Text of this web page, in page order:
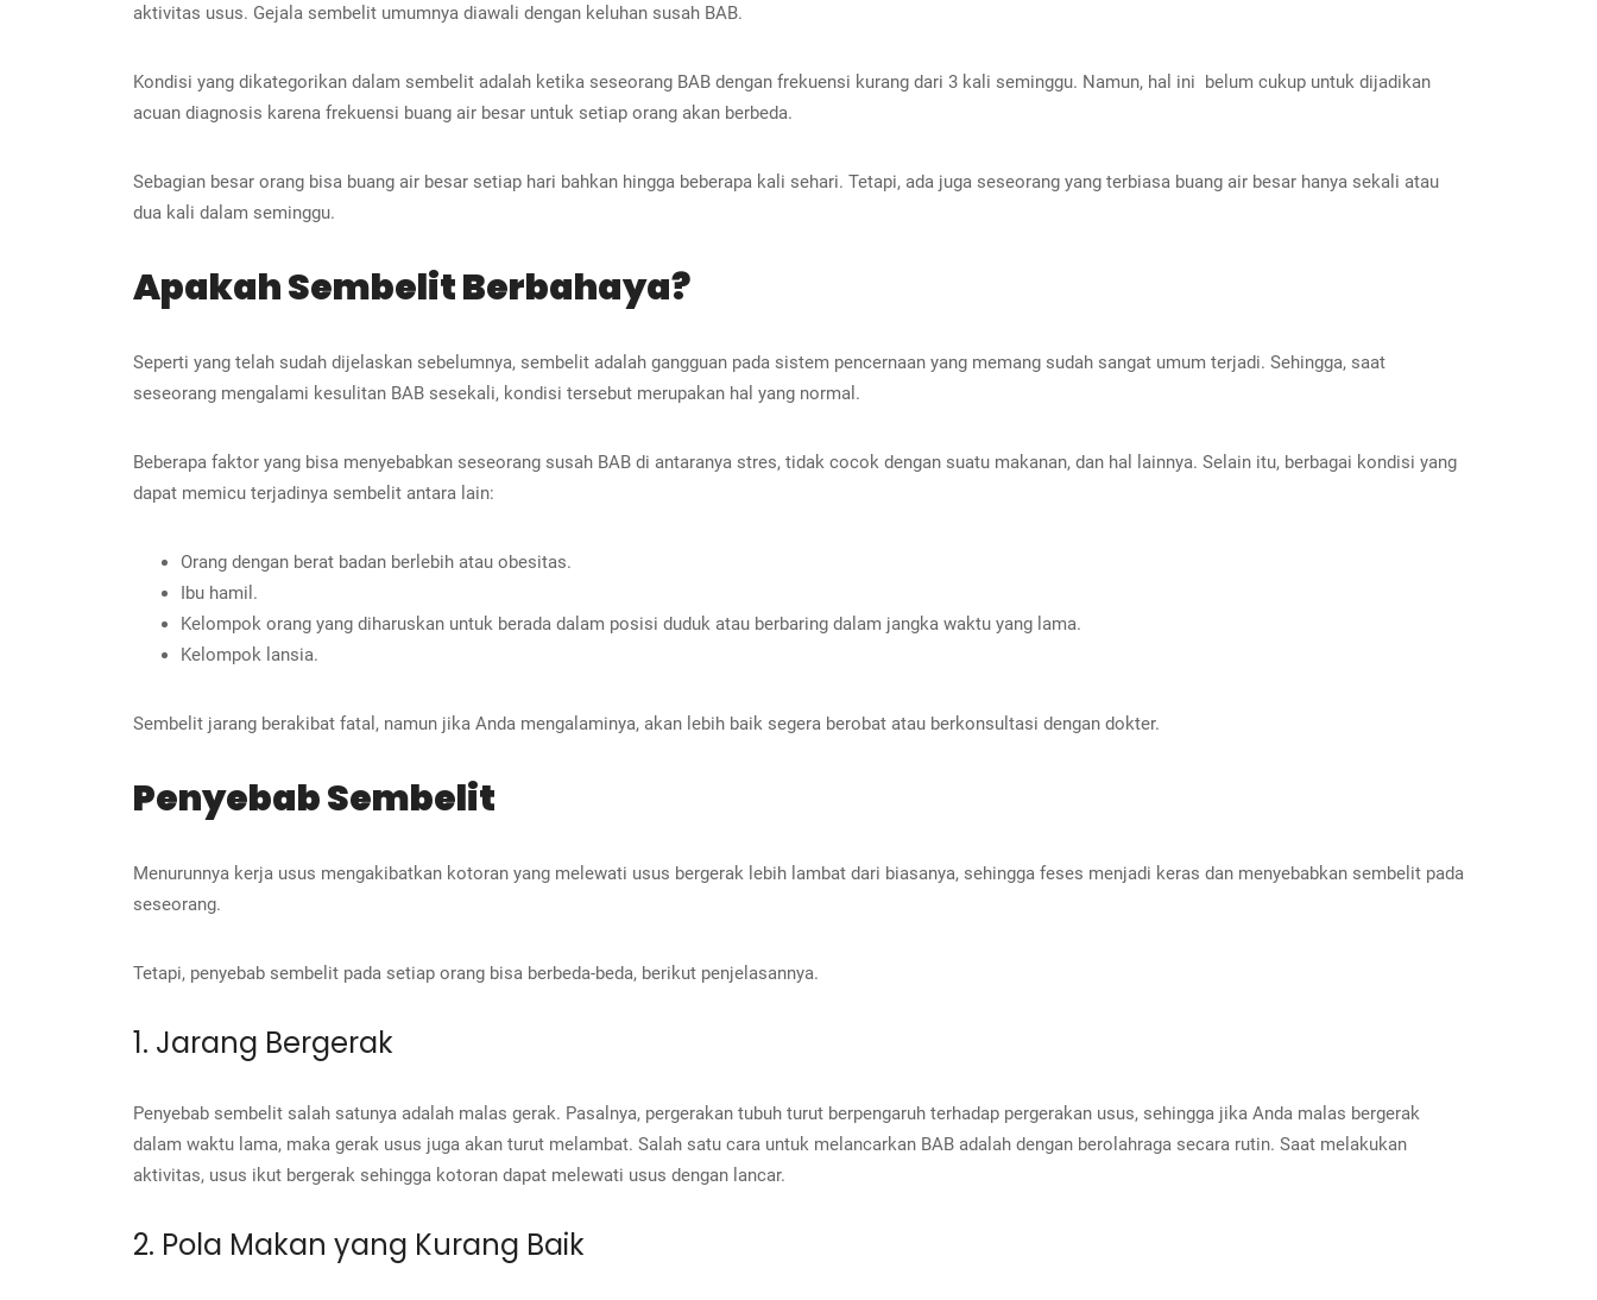
aktivitas usus. Gejala sembelit umumnya diawali dengan keluhan susah BAB.
Kondisi yang dikategorikan dalam sembelit adalah ketika seseorang BAB dengan frekuensi kurang dari 3 kali seminggu. Namun, hal ini belum cukup untuk dijadikan
acuan diagnosis karena frekuensi buang air besar untuk setiap orang akan berbeda.
Sebagian besar orang bisa buang air besar setiap hari bahkan hingga beberapa kali sehari. Tetapi, ada juga seseorang yang terbiasa buang air besar hanya sekali atau
dua kali dalam seminggu.
Apakah Sembelit Berbahaya?
Seperti yang telah sudah dijelaskan sebelumnya, sembelit adalah gangguan pada sistem pencernaan yang memang sudah sangat umum terjadi. Sehingga, saat
seseorang mengalami kesulitan BAB sesekali, kondisi tersebut merupakan hal yang normal.
Beberapa faktor yang bisa menyebabkan seseorang susah BAB di antaranya stres, tidak cocok dengan suatu makanan, dan hal lainnya. Selain itu, berbagai kondisi yang
dapat memicu terjadinya sembelit antara lain:
Orang dengan berat badan berlebih atau obesitas.
Ibu hamil.
Kelompok orang yang diharuskan untuk berada dalam posisi duduk atau berbaring dalam jangka waktu yang lama.
Kelompok lansia.
Sembelit jarang berakibat fatal, namun jika Anda mengalaminya, akan lebih baik segera berobat atau berkonsultasi dengan dokter.
Penyebab Sembelit
Menurunnya kerja usus mengakibatkan kotoran yang melewati usus bergerak lebih lambat dari biasanya, sehingga feses menjadi keras dan menyebabkan sembelit pada
seseorang.
Tetapi, penyebab sembelit pada setiap orang bisa berbeda-beda, berikut penjelasannya.
1. Jarang Bergerak
Penyebab sembelit salah satunya adalah malas gerak. Pasalnya, pergerakan tubuh turut berpengaruh terhadap pergerakan usus, sehingga jika Anda malas bergerak
dalam waktu lama, maka gerak usus juga akan turut melambat. Salah satu cara untuk melancarkan BAB adalah dengan berolahraga secara rutin. Saat melakukan
aktivitas, usus ikut bergerak sehingga kotoran dapat melewati usus dengan lancar.
2. Pola Makan yang Kurang Baik